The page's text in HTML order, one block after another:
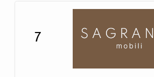
7